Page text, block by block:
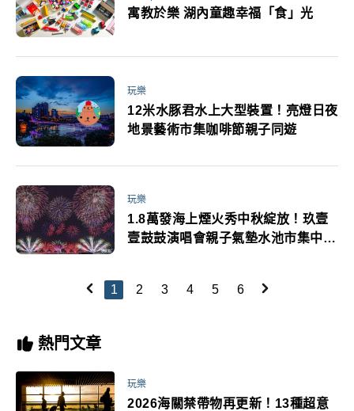
寓教於樂 湖內童趣幸福「食」光
玩樂
12米水豚君水上大型裝置！亮燈日夜
地景藝術市集咖啡節親子同遊
玩樂
1.8萬發海上煙火秀中秋綻放！玖壹
壹鼓鼓演唱會親子氣墊水池市集中秋
1 2 3 4 5 6
熱門文章
玩樂
2026海關禁帶物再更新！13種超意